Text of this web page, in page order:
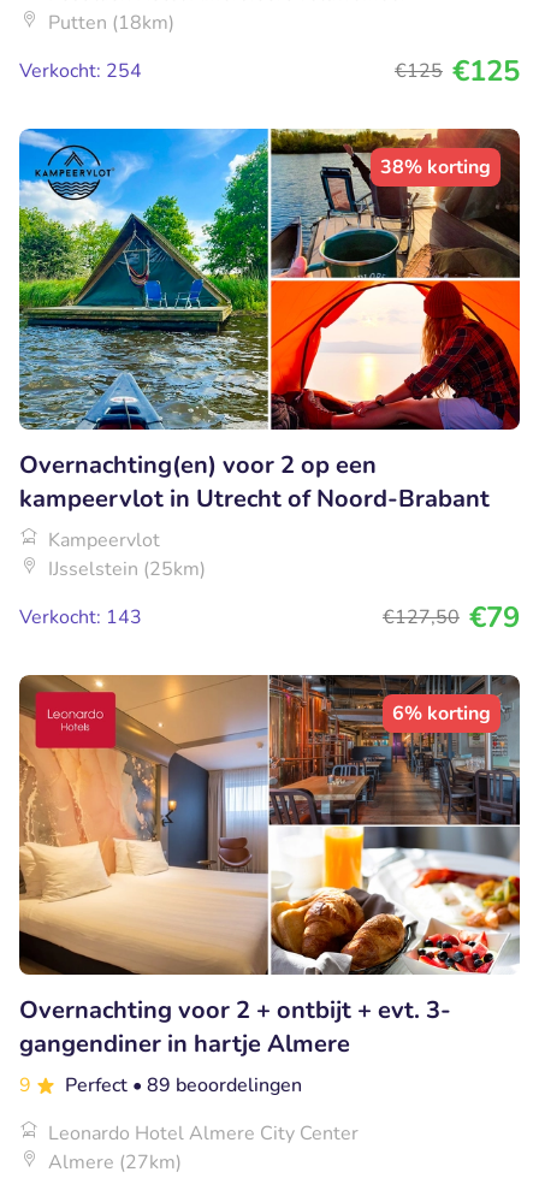
Putten (18km)
Verkocht: 254
€125 €125
38% korting
Overnachting(en) voor 2 op een
kampeervlot in Utrecht of Noord-Brabant
Kampeervlot
IJsselstein (25km)
Verkocht: 143
€127,50 €79
6% korting
Overnachting voor 2 + ontbijt + evt. 3-
gangendiner in hartje Almere
9 Perfect • 89 beoordelingen
Leonardo Hotel Almere City Center
Almere (27km)